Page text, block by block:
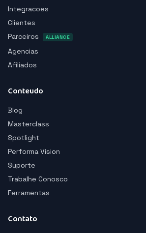
Integracoes
Clientes
Parceiros
ALLIANCE
Agencias
Afiliados
Conteudo
Blog
Masterclass
Spotlight
Performa Vision
Suporte
Trabalhe Conosco
Ferramentas
Contato